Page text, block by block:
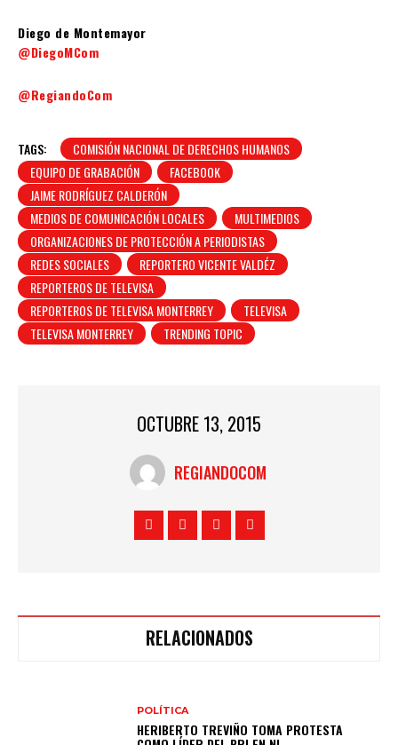
Diego de Montemayor
@DiegoMCom
@RegiandoCom
TAGS:
COMISIÓN NACIONAL DE DERECHOS HUMANOS
EQUIPO DE GRABACIÓN
FACEBOOK
JAIME RODRÍGUEZ CALDERÓN
MEDIOS DE COMUNICACIÓN LOCALES
MULTIMEDIOS
ORGANIZACIONES DE PROTECCIÓN A PERIODISTAS
REDES SOCIALES
REPORTERO VICENTE VALDÉZ
REPORTEROS DE TELEVISA
REPORTEROS DE TELEVISA MONTERREY
TELEVISA
TELEVISA MONTERREY
TRENDING TOPIC
OCTUBRE 13, 2015
REGIANDOCOM
RELACIONADOS
POLÍTICA
HERIBERTO TREVIÑO TOMA PROTESTA